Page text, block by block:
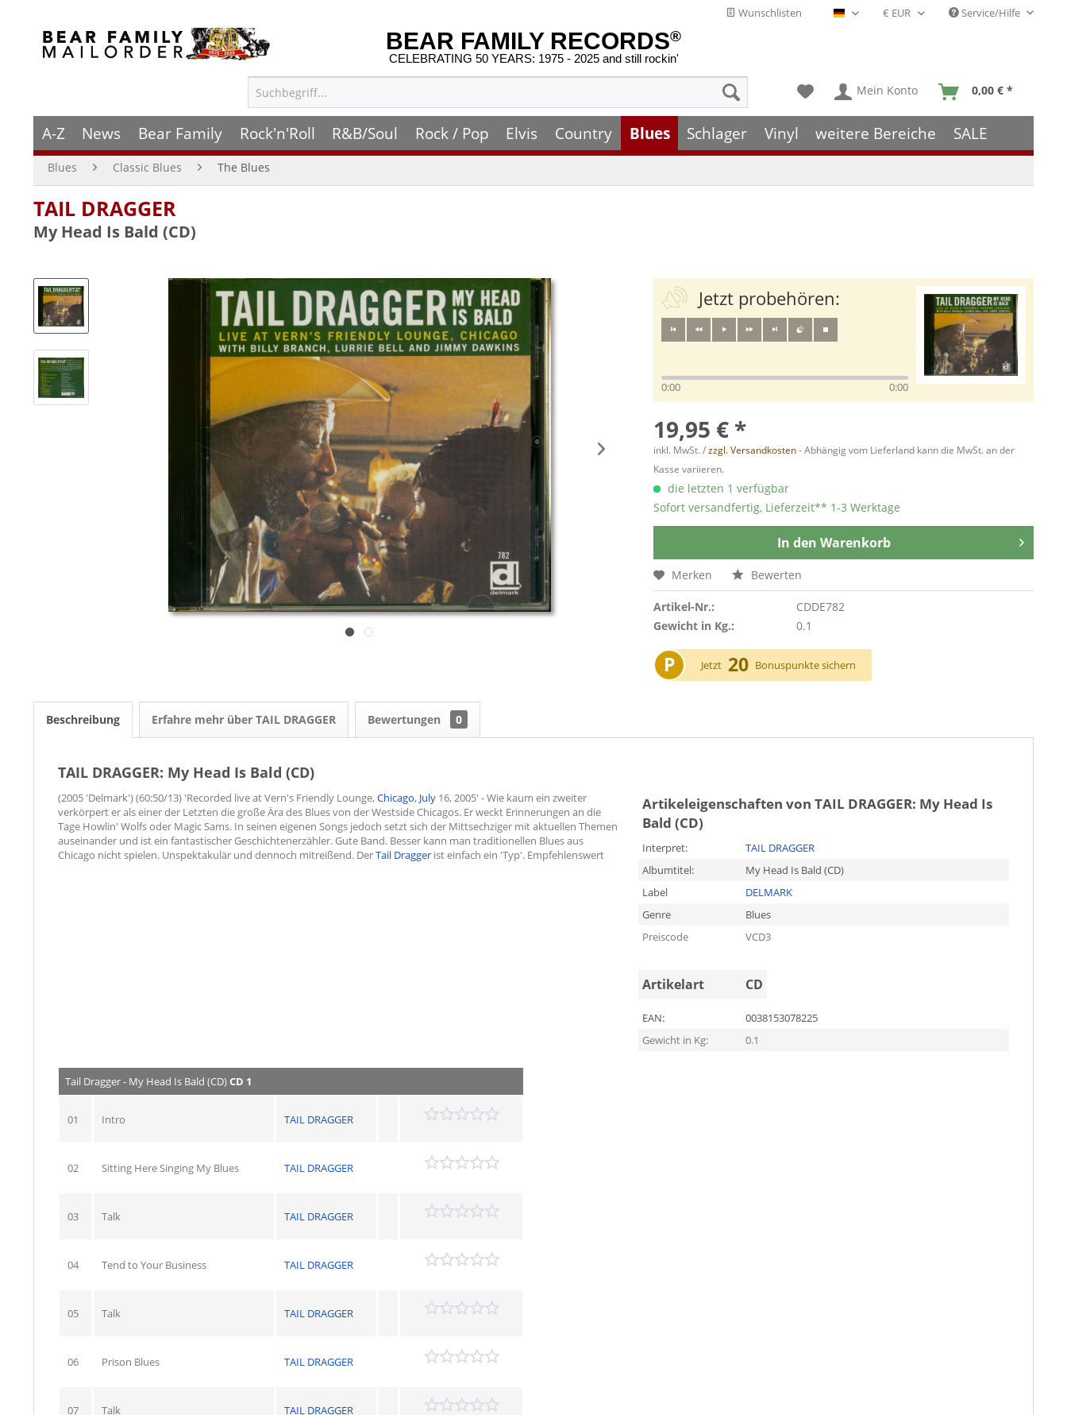
Wunschlisten Deutsch - DE Service/Hilfe
BEAR FAMILY RECORDS®
CELEBRATING 50 YEARS: 1975 - 2025 and still rockin'
Mein Konto 0,00 € *
A-Z News Bear Family Rock'n'Roll R&B/Soul Rock / Pop Elvis Country Blues Schlager Vinyl weitere Bereiche SALE
Blues Classic Blues The Blues
TAIL DRAGGER
My Head Is Bald (CD)
Jetzt probehören:
0:00 0:00
19,95 € *
inkl. MwSt. /zzgl. Versandkosten- Abhängig vom Lieferland kann die MwSt. an der
Kasse variieren.
die letzten 1 verfügbar
Sofort versandfertig, Lieferzeit** 1-3 Werktage
In den Warenkorb
Merken Bewerten
Artikel-Nr.:
CDDE782
Gewicht in Kg.:
0.1
P Jetzt 20 Bonuspunkte sichern
Beschreibung Erfahre mehr über TAIL DRAGGER Bewertungen 0
TAIL DRAGGER: My Head Is Bald (CD)
(2005 'Delmark') (60:50/13) 'Recorded live at Vern's Friendly Lounge,Chicago, July 16, 2005' - Wie kaum ein zweiter
verkörpert er als einer der Letzten die große Ära des Blues von der Westside Chicagos. Er weckt Erinnerungen an die
Tage Howlin' Wolfs oder Magic Sams. In seinen eigenen Songs jedoch setzt sich der Mittsechziger mit aktuellen Themen
auseinander und ist ein fantastischer Geschichtenerzähler. Gute Band. Besser kann man traditionellen Blues aus
Chicago nicht spielen. Unspektakulär und dennoch mitreißend. DerTail Dragger ist einfach ein 'Typ'. Empfehlenswert
Artikeleigenschaften von TAIL DRAGGER: My Head Is
Bald (CD)
Interpret:
TAIL DRAGGER
Albumtitel:
My Head Is Bald (CD)
Label
DELMARK
Genre
Blues
Preiscode
VCD3
Artikelart CD
EAN:
0038153078225
Gewicht in Kg:
0.1
Tail Dragger - My Head Is Bald (CD)CD 1
01 Intro TAIL DRAGGER
02 Sitting Here Singing My Blues TAIL DRAGGER
03 Talk TAIL DRAGGER
04 Tend to Your Business TAIL DRAGGER
05 Talk TAIL DRAGGER
06 Prison Blues TAIL DRAGGER
07 Talk TAIL DRAGGER